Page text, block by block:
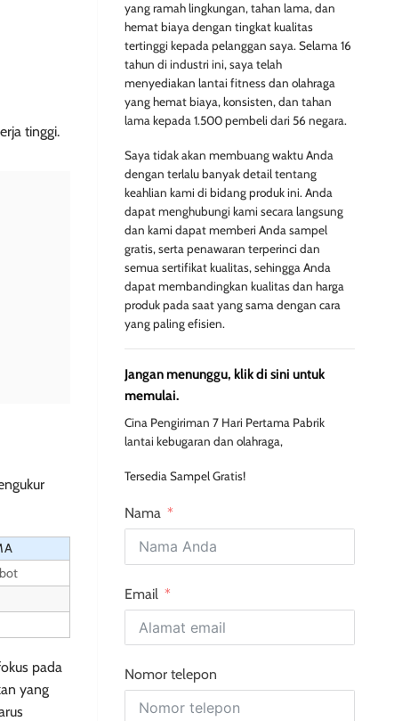
tinggi.
pada
yang
yang ramah lingkungan, tahan lama, dan
hemat biaya dengan tingkat kualitas
tertinggi kepada pelanggan saya. Selama 16
tahun di industri ini, saya telah
menyediakan lantai fitness dan olahraga
yang hemat biaya, konsisten, dan tahan
lama kepada 1.500 pembeli dari 56 negara.
Saya tidak akan membuang waktu Anda
dengan terlalu banyak detail tentang
keahlian kami di bidang produk ini. Anda
dapat menghubungi kami secara langsung
dan kami dapat memberi Anda sampel
gratis, serta penawaran terperinci dan
semua sertifikat kualitas, sehingga Anda
dapat membandingkan kualitas dan harga
produk pada saat yang sama dengan cara
yang paling efisien.
Jangan menunggu, klik di sini untuk
memulai.
Cina Pengiriman 7 Hari Pertama Pabrik
lantai kebugaran dan olahraga,
Tersedia Sampel Gratis!
Nama
Email
Nomor telepon